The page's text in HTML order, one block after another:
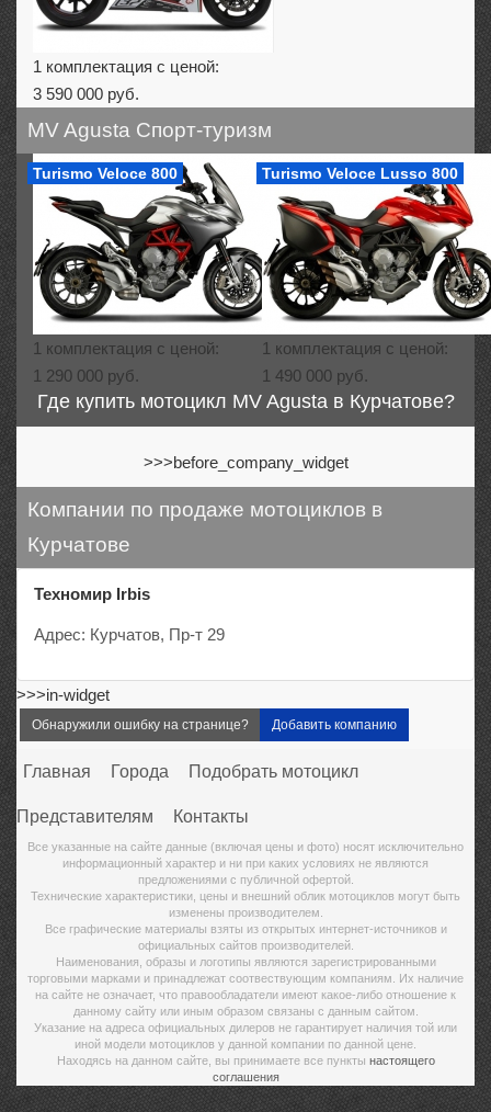
1 комплектация с ценой:
3 590 000 руб.
MV Agusta Спорт-туризм
Turismo Veloce 800
1 комплектация с ценой:
1 290 000 руб.
Turismo Veloce Lusso 800
1 комплектация с ценой:
1 490 000 руб.
Где купить мотоцикл MV Agusta в Курчатове?
>>>before_company_widget
Компании по продаже мотоциклов в
Курчатове
Техномир Irbis
Адрес: Курчатов, Пр-т 29
>>>in-widget
Обнаружили ошибку на странице? Добавить компанию
Главная Города Подобрать мотоцикл
Представителям Контакты
Все указанные на сайте данные (включая цены и фото) носят исключительно
информационный характер и ни при каких условиях не являются
предложениями с публичной офертой.
Технические характеристики, цены и внешний облик мотоциклов могут быть
изменены производителем.
Все графические материалы взяты из открытых интернет-источников и
официальных сайтов производителей.
Наименования, образы и логотипы являются зарегистрированными
торговыми марками и принадлежат соотвествующим компаниям. Их наличие
на сайте не означает, что правообладатели имеют какое-либо отношение к
данному сайту или иным образом связаны с данным сайтом.
Указание на адреса официальных дилеров не гарантирует наличия той или
иной модели мотоциклов у данной компании по данной цене.
Находясь на данном сайте, вы принимаете все пункты настоящего
соглашения